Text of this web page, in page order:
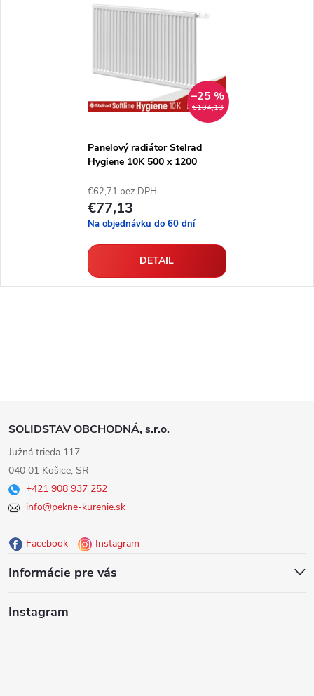
€104,13
–25 %
Panelový radiátor Stelrad
Hygiene 10K 500 x 1200
€62,71 bez DPH
€77,13
Na objednávku do 60 dní
DETAIL
Z
á
p
ä
e
SOLIDSTAV OBCHODNÁ, s.r.o.
Južná trieda 117
040 01 Košice, SR
+421 908 937 252
info@pekne-kurenie.sk
Facebook Instagram
Informácie pre vás
Instagram